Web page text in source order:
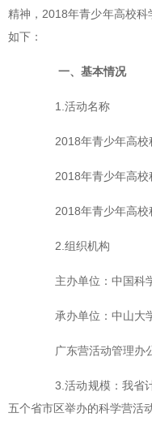
精神，2018年青少年高校
如下：
一、基本情况
1.活动名称
2018年青少年高校
2018年青少年高校
2018年青少年高校
2.组织机构
主办单位：中国科
承办单位：中山大学
广东营活动管理办公
3.活动规模：我省
五个省市区举办的科学营活